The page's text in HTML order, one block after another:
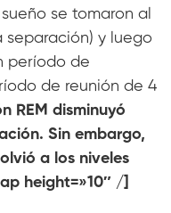
se tomaron al
separación) y luego
período de
de reunión de 4
REM disminuyó
Sin embargo,
a los niveles
height=»10″ /]